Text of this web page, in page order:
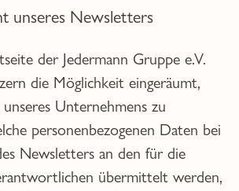
unseres Newsletters
der Jedermann Gruppe e.V.
die Möglichkeit eingeräumt,
Unternehmens zu
personenbezogenen Daten bei
Newsletters an den für die
übermittelt werden,